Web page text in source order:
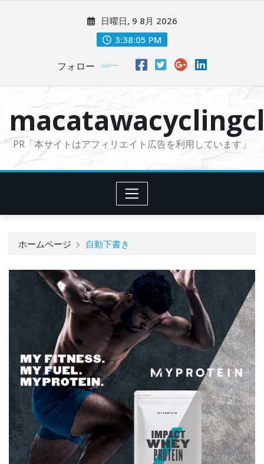
に
日曜日, 9 8月 2026
3:38:06 PM
フォロー
PR「本サイトはアフィリエイト広告を利用しています」
ホームページ 自動下書き